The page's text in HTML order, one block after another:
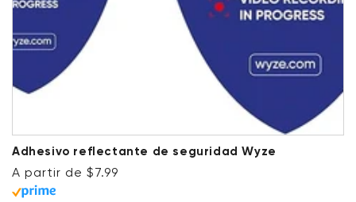
Adhesivo reflectante de seguridad Wyze
Precio habitual
A partir de $7.99